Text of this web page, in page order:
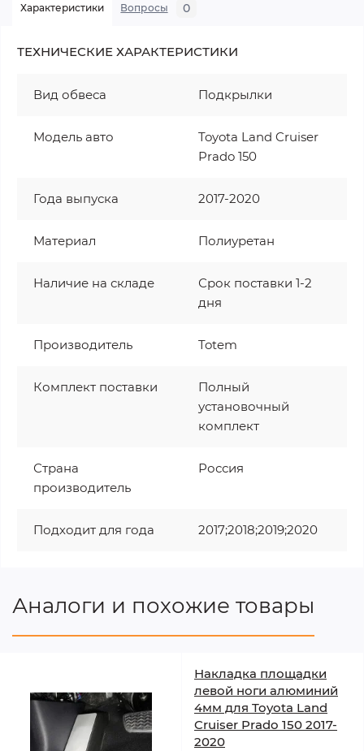
Характеристики Вопросы 0
ТЕХНИЧЕСКИЕ ХАРАКТЕРИСТИКИ
Вид обвеса Подкрылки
Модель авто
Toyota Land Cruiser
Prado 150
Года выпуска 2017-2020
Материал Полиуретан
Наличие на складе
Срок поставки 1-2
дня
Производитель Totem
Комплект поставки
Полный
установочный
комплект
Страна
производитель
Россия
Подходит для года 2017;2018;2019;2020
Аналоги и похожие товары
Накладка площадки
левой ноги алюминий
4мм для Toyota Land
Cruiser Prado 150 2017-
2020